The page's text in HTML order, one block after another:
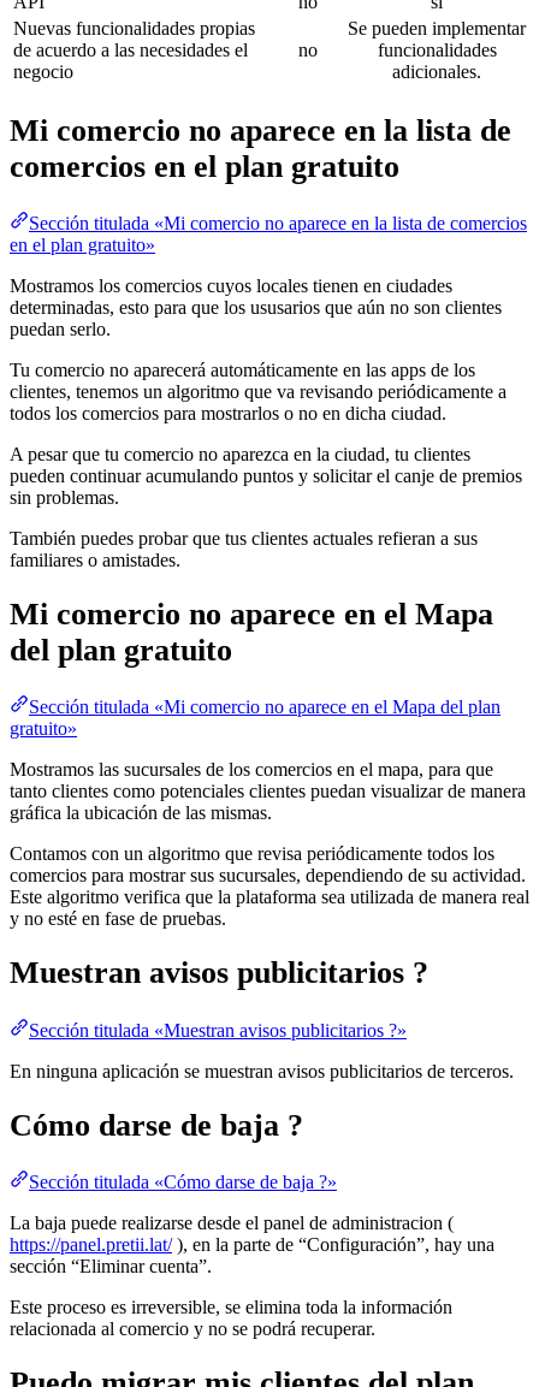
Nuevas funcionalidades propias
de acuerdo a las necesidades el
negocio
no
Se pueden implementar
funcionalidades
adicionales.
Mi comercio no aparece en la lista de
comercios en el plan gratuito
Sección titulada «Mi comercio no aparece en la lista de comercios
en el plan gratuito»
Mostramos los comercios cuyos locales tienen en ciudades
determinadas, esto para que los ususarios que aún no son clientes
puedan serlo.
Tu comercio no aparecerá automáticamente en las apps de los
clientes, tenemos un algoritmo que va revisando periódicamente a
todos los comercios para mostrarlos o no en dicha ciudad.
A pesar que tu comercio no aparezca en la ciudad, tu clientes
pueden continuar acumulando puntos y solicitar el canje de premios
sin problemas.
También puedes probar que tus clientes actuales refieran a sus
familiares o amistades.
Mi comercio no aparece en el Mapa
del plan gratuito
Sección titulada «Mi comercio no aparece en el Mapa del plan
gratuito»
Mostramos las sucursales de los comercios en el mapa, para que
tanto clientes como potenciales clientes puedan visualizar de manera
gráfica la ubicación de las mismas.
Contamos con un algoritmo que revisa periódicamente todos los
comercios para mostrar sus sucursales, dependiendo de su actividad.
Este algoritmo verifica que la plataforma sea utilizada de manera real
y no esté en fase de pruebas.
Muestran avisos publicitarios ?
Sección titulada «Muestran avisos publicitarios ?»
En ninguna aplicación se muestran avisos publicitarios de terceros.
Cómo darse de baja ?
Sección titulada «Cómo darse de baja ?»
La baja puede realizarse desde el panel de administracion (
https://panel.pretii.lat/), en la parte de “Configuración”, hay una
sección “Eliminar cuenta”.
Este proceso es irreversible, se elimina toda la información
relacionada al comercio y no se podrá recuperar.